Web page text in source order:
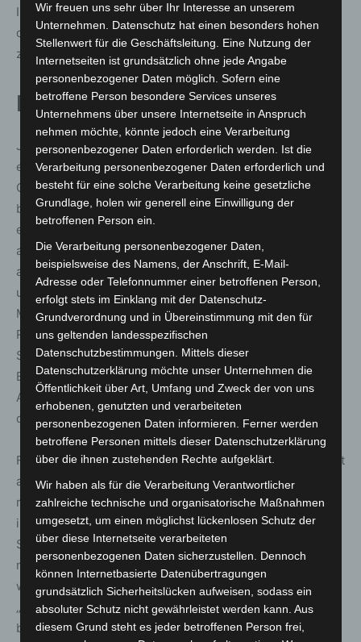
In Kitas achten die Betreuer*innen besonders darauf,
dass Kindern Getränke bereitstehen, und animieren sie
zum Trinken.
Hitzekonzepte im Arbeitsschutz
Jeder Fachbereich der Stadt hat für seine Belange auch
ein Hitzeschutzkonzept hinsichtlich des Arbeitsschutzes.
Grundlage sind dafür Handlungsempfehlungen, die der
betriebliche Gesundheitsschutz erarbeitet hat. So gibt es
etwa Empfehlungen für Beschäftigte, die im Freien
arbeiten und wechselnden Sonnenstrahlungen
ausgesetzt sind (zum Beispiel hautbedeckende Kleidung
und Kopfschutz). Auch für in Gebäuden tätige
Mitarbeiter*innen gibt es konkrete Hinweise und
Regelungen (etwa Jalousiensteuerung und Luftzufuhr).
Sowohl draußen wie drinnen Arbeitende haben bei
Bedarf die Möglichkeit der flexiblen
Arbeitszeitgestaltung, um der größten Hitzebelastung
des Tages möglichst zu entgehen.
Für den Hitzefall im Sinne der Bevölkerung vorbereitet ist
auch die Feuerwehr Hannover: Im Rahmen vermehrter
rettungsdienstlicher Einsätze reagiert sie lageangepasst
im Rahmen der bestehenden Rettungsdienstkonzepte.
Somit ist ein erhöhtes hitzebedingtes Einsatzaufkommen
mit den regulären Rettungsmitteln zu bewältigen. Zudem
wird bei Großveranstaltungen im Sommer das Szenario
„Hitze“ als Teil der erforderlichen Sicherheitskonzepte
betrachtet, sodass auch hierbei entsprechende
Wir freuen uns sehr über Ihr Interesse an unserem
Unternehmen. Datenschutz hat einen besonders hohen
Stellenwert für die Geschäftsleitung. Eine Nutzung der
Internetseiten ist grundsätzlich ohne jede Angabe
personenbezogener Daten möglich. Sofern eine
betroffene Person besondere Services unseres
Unternehmens über unsere Internetseite in Anspruch
nehmen möchte, könnte jedoch eine Verarbeitung
personenbezogener Daten erforderlich werden. Ist die
Verarbeitung personenbezogener Daten erforderlich und
besteht für eine solche Verarbeitung keine gesetzliche
Grundlage, holen wir generell eine Einwilligung der
betroffenen Person ein.
Die Verarbeitung personenbezogener Daten,
beispielsweise des Namens, der Anschrift, E-Mail-
Adresse oder Telefonnummer einer betroffenen Person,
erfolgt stets im Einklang mit der Datenschutz-
Grundverordnung und in Übereinstimmung mit den für
uns geltenden landesspezifischen
Datenschutzbestimmungen. Mittels dieser
Datenschutzerklärung möchte unser Unternehmen die
Öffentlichkeit über Art, Umfang und Zweck der von uns
erhobenen, genutzten und verarbeiteten
personenbezogenen Daten informieren. Ferner werden
betroffene Personen mittels dieser Datenschutzerklärung
über die ihnen zustehenden Rechte aufgeklärt.
Wir haben als für die Verarbeitung Verantwortlicher
zahlreiche technische und organisatorische Maßnahmen
umgesetzt, um einen möglichst lückenlosen Schutz der
über diese Internetseite verarbeiteten
personenbezogenen Daten sicherzustellen. Dennoch
können Internetbasierte Datenübertragungen
grundsätzlich Sicherheitslücken aufweisen, sodass ein
absoluter Schutz nicht gewährleistet werden kann. Aus
diesem Grund steht es jeder betroffenen Person frei,